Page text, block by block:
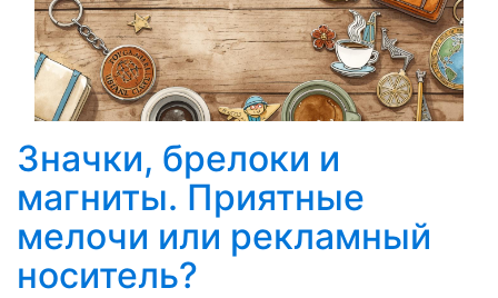
Значки, брелоки и
магниты. Приятные
мелочи или рекламный
носитель?